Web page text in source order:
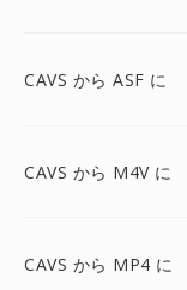
CAVS から ASF に
CAVS から M4V に
CAVS から MP4 に